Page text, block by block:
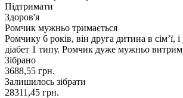
Підтримати
Здоров'я
Ромчик мужньо тримається
Ромчику 6 років, він друга дитина в сімʼї,
діабет 1 типу. Ромчик дуже мужньо
Зібрано
3688,55 грн.
Залишилось зібрати
28311,45 грн.